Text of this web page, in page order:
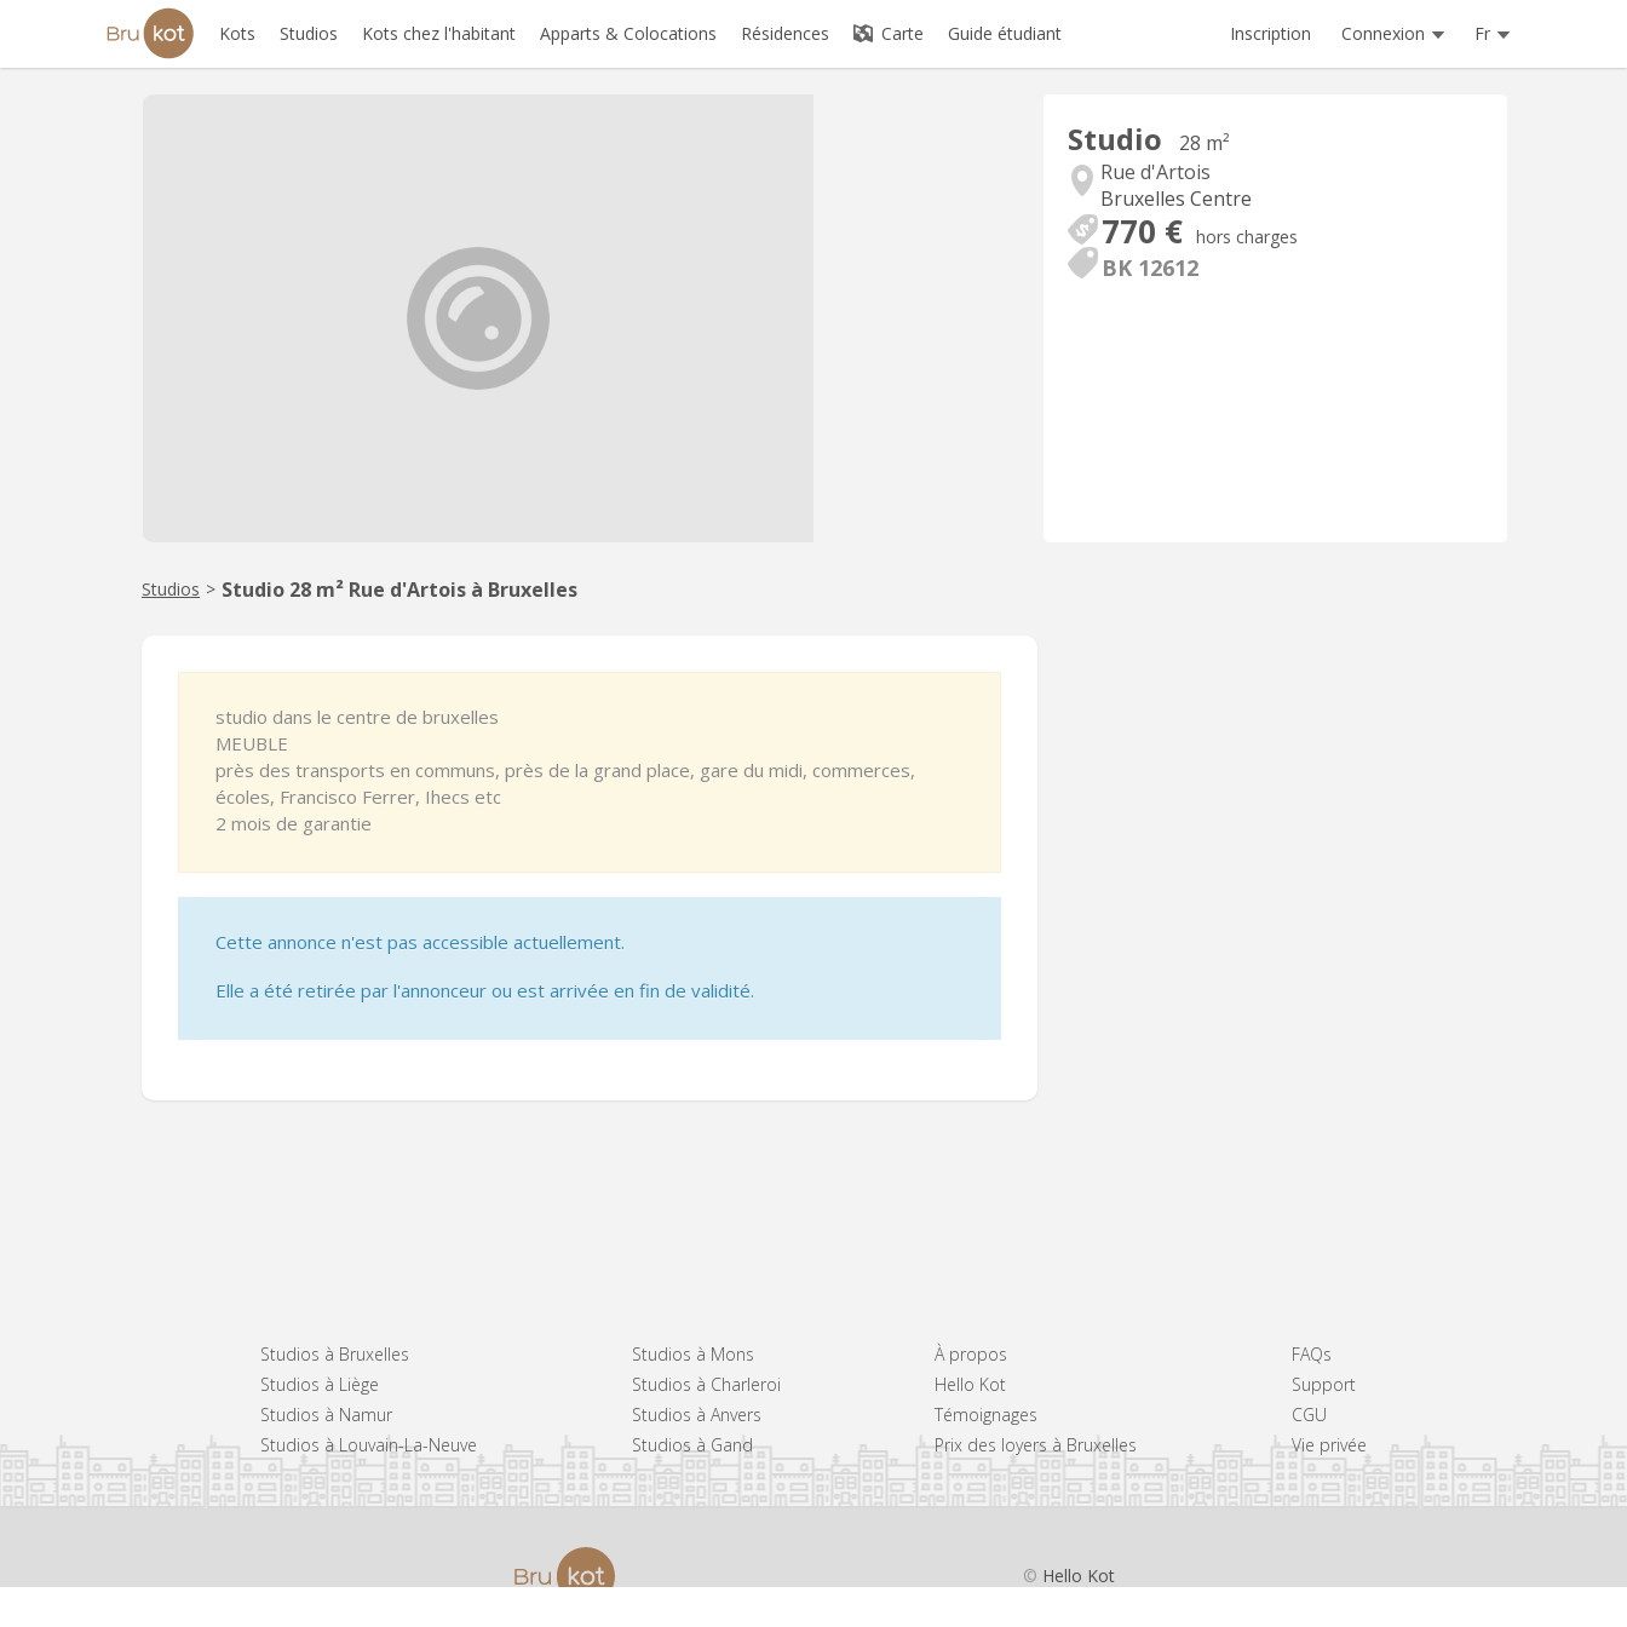
Kots Studios Kots chez l'habitant Apparts & Colocations Résidences Carte Guide étudiant Inscription Connexion Fr
Studio
28 m²
Rue d'Artois
Bruxelles Centre
770 € hors charges
BK 12612
Studios > Studio 28 m² Rue d'Artois à Bruxelles
studio dans le centre de bruxelles
MEUBLE
près des transports en communs, près de la grand place, gare du midi, commerces,
écoles, Francisco Ferrer, Ihecs etc
2 mois de garantie
Cette annonce n'est pas accessible actuellement.
Elle a été retirée par l'annonceur ou est arrivée en fin de validité.
Studios à Bruxelles
Studios à Liège
Studios à Namur
Studios à Louvain-La-Neuve
Studios à Mons
Studios à Charleroi
Studios à Anvers
Studios à Gand
À propos
Hello Kot
Témoignages
Prix des loyers à Bruxelles
FAQs
Support
CGU
Vie privée
© Hello Kot